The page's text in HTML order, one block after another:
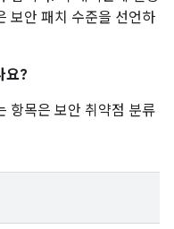
보안 패치 수준을 선언하
요?
항목은 보안 취약점 분류